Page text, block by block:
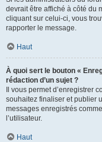
devrait être affiché à côté du
cliquant sur celui-ci, vous
rapporter le message.
Haut
À quoi sert le bouton «
rédaction d’un sujet ?
Il vous permet d’enregistrer
souhaitez finaliser et publier
messages enregistrés
l’utilisateur.
Haut